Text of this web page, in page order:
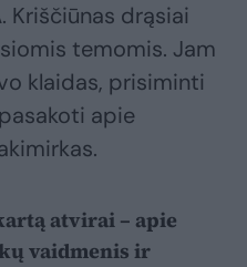
Kriščiūnas drąsiai
temomis. Jam
klaidas, prisiminti
apie
atvirai – apie
vaidmenis ir